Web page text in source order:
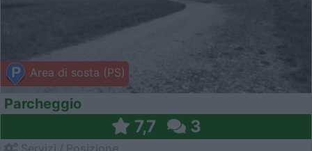
Area di sosta (PS)
Parcheggio
7,7 3